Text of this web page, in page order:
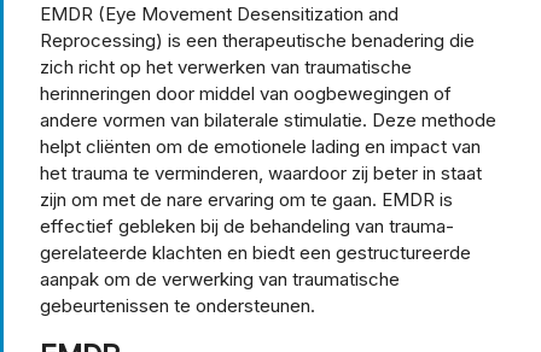
EMDR (Eye Movement Desensitization and
Reprocessing) is een therapeutische benadering die
zich richt op het verwerken van traumatische
herinneringen door middel van oogbewegingen of
andere vormen van bilaterale stimulatie. Deze methode
helpt cliënten om de emotionele lading en impact van
het trauma te verminderen, waardoor zij beter in staat
zijn om met de nare ervaring om te gaan. EMDR is
effectief gebleken bij de behandeling van trauma-
gerelateerde klachten en biedt een gestructureerde
aanpak om de verwerking van traumatische
gebeurtenissen te ondersteunen.